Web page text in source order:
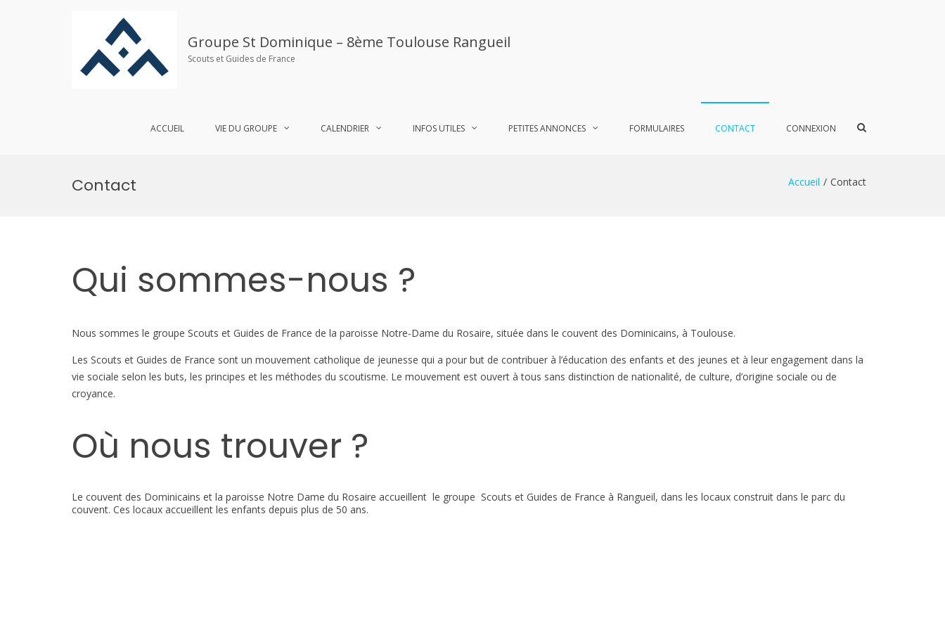
Groupe St Dominique – 8ème Toulouse Rangueil
Scouts et Guides de France
ACCUEIL VIE DU GROUPE CALENDRIER INFOS UTILES PETITES ANNONCES FORMULAIRES CONTACT CONNEXION
Afficher
recherche
Contact Accueil Contact
Qui sommes-nous ?
Nous sommes le groupe Scouts et Guides de France de la paroisse Notre-Dame du Rosaire, située dans le couvent des Dominicains, à Toulouse.
Les Scouts et Guides de France sont un mouvement catholique de jeunesse qui a pour but de contribuer à l’éducation des enfants et des jeunes et à leur engagement dans la
vie sociale selon les buts, les principes et les méthodes du scoutisme. Le mouvement est ouvert à tous sans distinction de nationalité, de culture, d’origine sociale ou de
croyance.
Où nous trouver ?
Le couvent des Dominicains et la paroisse Notre Dame du Rosaire accueillent le groupe Scouts et Guides de France à Rangueil, dans les locaux construit dans le parc du
couvent. Ces locaux accueillent les enfants depuis plus de 50 ans.